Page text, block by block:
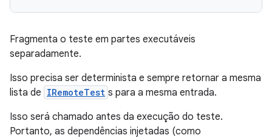
Fragmenta o teste em partes executáveis
separadamente.
Isso precisa ser determinista e sempre retornar a mesma
lista de IRemoteTest s para a mesma entrada.
Isso será chamado antes da execução do teste.
Portanto, as dependências injetadas (como